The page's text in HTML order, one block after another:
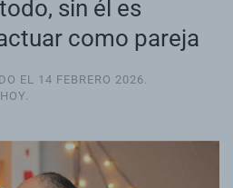
sin él es
como pareja
EL 14 FEBRERO 2026